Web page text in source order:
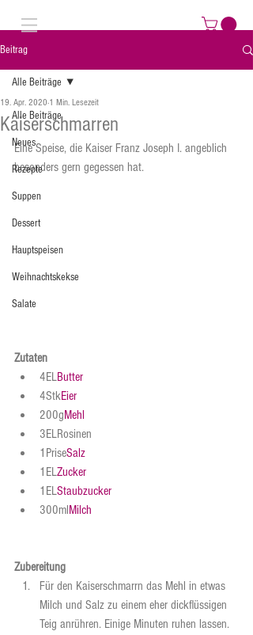
Beitrag
Alle Beiträge
Neues
Rezepte
Suppen
Dessert
Hauptspeisen
Weihnachtskekse
Salate
Alle Beiträge
Kaiserschmarren
19. Apr. 2020 1 Min. Lesezeit
Eine Speise, die Kaiser Franz Joseph I. angeblich
besonders gern gegessen hat.
Zutaten
4ELButter
4StkEier
200gMehl
3ELRosinen
1PriseSalz
1ELZucker
1ELStaubzucker
300mlMilch
Zubereitung
Für den Kaiserschmarrn das Mehl in etwas
Milch und Salz zu einem eher dickflüssigen
Teig anrühren. Einige Minuten ruhen lassen.